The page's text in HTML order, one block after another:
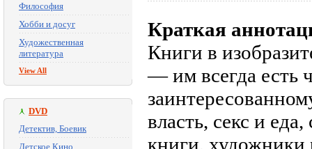
Философия
Хобби и досуг
Художественная
литература
View All
DVD
Детектив, Боевик
Детское Кино
Краткая
Книги в
— им всегда есть
власть, секс и
книги, художники